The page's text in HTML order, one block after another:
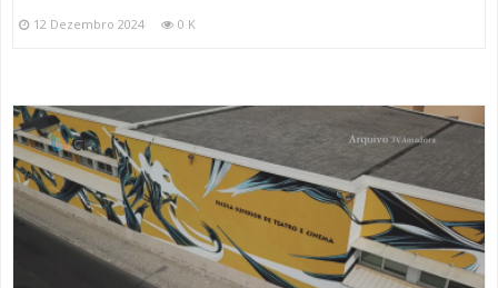
12 Dezembro 2024 0 K